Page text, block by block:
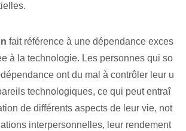
fait référence à une dépendance exces
à la technologie. Les personnes qui so
ont du mal à contrôler leur u
technologiques, ce qui peut entraî
de différents aspects de leur vie, not
interpersonnelles, leur rendement